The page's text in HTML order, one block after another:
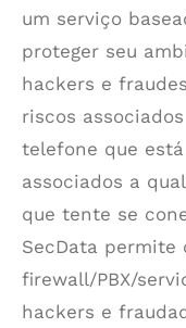
um serviço
proteger seu
hackers e
riscos
telefone que
associados a
que tente se
SecData permite
firewall/PBX/
hackers e